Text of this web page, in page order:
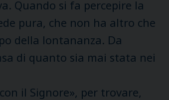
Quando si fa percepire la
pura, che non ha altro che
della lontananza. Da
di quanto sia mai stata nei
il Signore», per trovare,